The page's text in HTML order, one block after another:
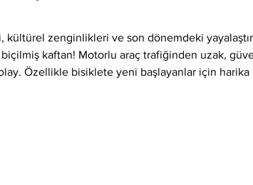
kültürel zenginlikleri ve son dönemdeki
kaftan! Motorlu araç trafiğinden uzak,
Özellikle bisiklete yeni başlayanlar için harika